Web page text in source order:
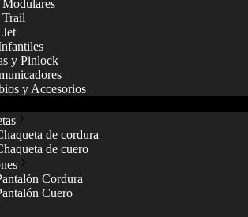
Modulares
Trail
y Pinlock
y Accesorios
de cordura
de cuero
Cordura
Cuero